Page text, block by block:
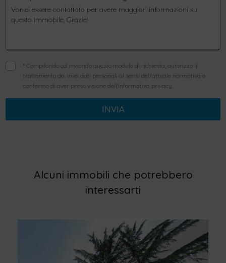
*Compilando ed inviando questo modulo di richiesta, autorizzo il
trattamento dei miei dati personali ai sensi dell'attuale normativa e
confermo di aver preso visione dell'informativa privacy.
INVIA
Alcuni immobili che potrebbero
interessarti